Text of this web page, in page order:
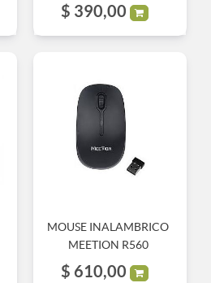
$ 390,00
MOUSE INALAMBRICO
MEETION R560
$ 610,00